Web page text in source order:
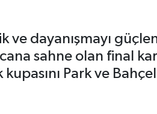
ve dayanışmayı
sahne olan final
Park ve